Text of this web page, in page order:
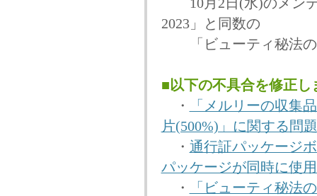
10月2日(水)のメンテ
2023」と同数の
「ビューティ秘法の
■以下の不具合を修正し
・
「メルリーの収集
片(500%)」に関する問題
・ 通行証パッケージ
パッケージが同時に使
・
「ビューティ秘法